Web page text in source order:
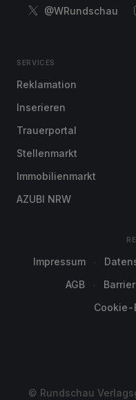
@WRundschau
SERVICES
Reklamation
Inserieren
Trauerportal
Stellenmarkt
Immobilienmarkt
AZUBI NRW
Impressum
AGB
Cookie-
© Rundschau